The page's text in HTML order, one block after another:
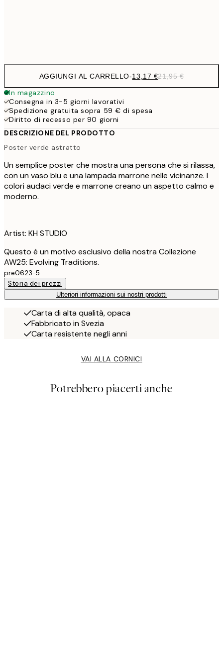
AGGIUNGI AL CARRELLO-13,17 €21,95 €
In magazzino
Consegna in 3-5 giorni lavorativi
Spedizione gratuita sopra 59 € di spesa
Diritto di recesso per 90 giorni
DESCRIZIONE DEL PRODOTTO
Poster verde astratto
Un semplice poster che mostra una persona che si rilassa,
con un vaso blu e una lampada marrone nelle vicinanze. I
colori audaci verde e marrone creano un aspetto calmo e
moderno.
Artist: KH STUDIO
Questo è un motivo esclusivo della nostra Collezione
AW25: Evolving Traditions.
pre0623-5
Storia dei prezzi
Ulteriori informazioni sui nostri prodotti
Carta di alta qualità, opaca
Fabbricato in Svezia
Carta resistente negli anni
VAI ALLA CORNICI
Potrebbero piacerti anche